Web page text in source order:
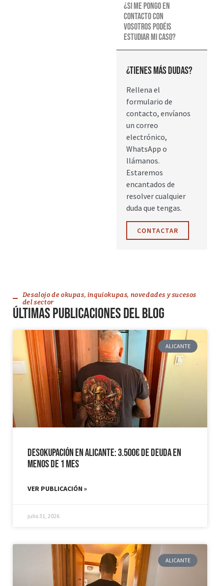
¿Si me pongo en
contacto con
vosotros podéis
estudiar mi caso?
¿Tienes más dudas?
Rellena el
formulario de
contacto, envíanos
un correo
electrónico,
WhatsApp o
llámanos.
Estaremos
encantados de
resolver cualquier
duda que tengas.
CONTACTAR
Desalojo de okupas, inquiokupas, novedades y sucesos
del sector
Últimas publicaciones del blog
ALICANTE
Desokupación en Alicante: 3.500€ de Deuda en
Menos de 1 mes
VER PUBLICACIÓN »
julio 31, 2026
ALICANTE